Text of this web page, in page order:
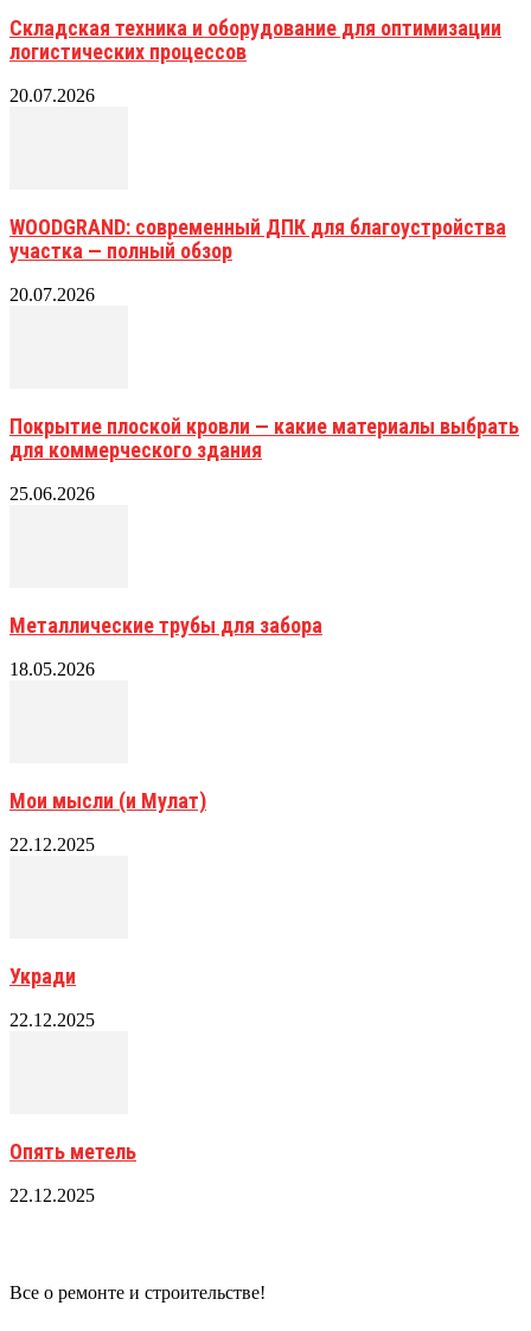
Складская техника и оборудование для оптимизации
логистических процессов
20.07.2026
WOODGRAND: современный ДПК для благоустройства
участка — полный обзор
20.07.2026
Покрытие плоской кровли — какие материалы выбрать
для коммерческого здания
25.06.2026
Металлические трубы для забора
18.05.2026
Мои мысли (и Мулат)
22.12.2025
Укради
22.12.2025
Опять метель
22.12.2025
Все о ремонте и строительстве!